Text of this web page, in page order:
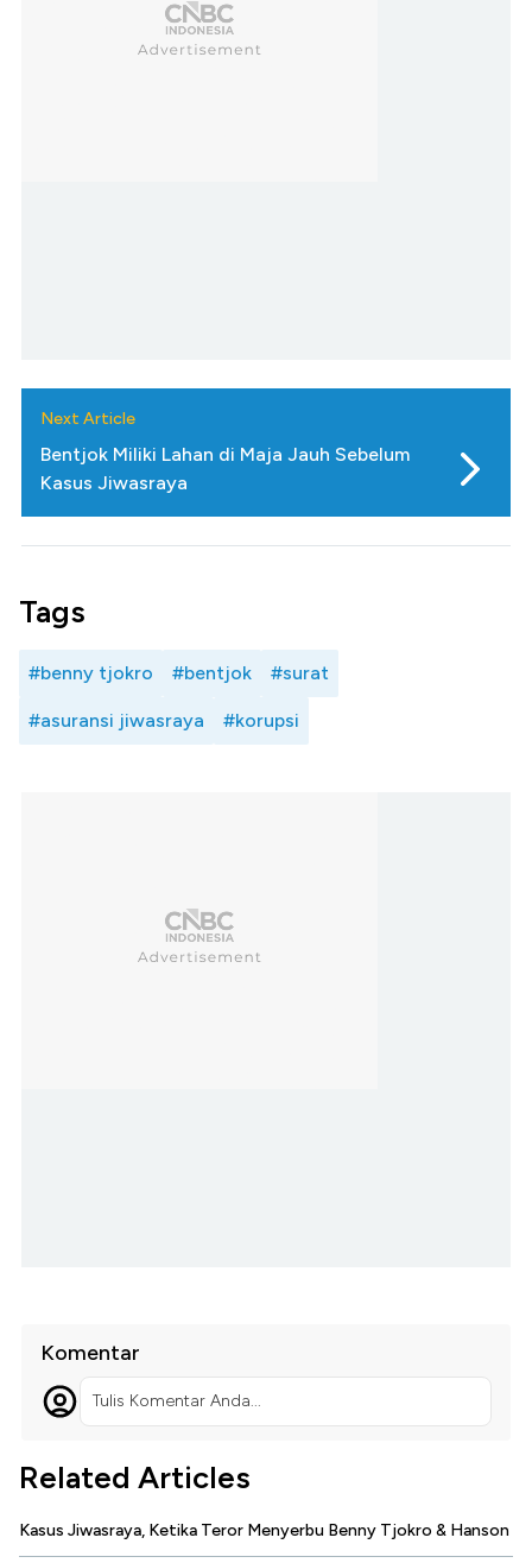
Next Article
Bentjok Miliki Lahan di Maja Jauh Sebelum
Kasus Jiwasraya
Tags
#benny tjokro #bentjok #surat
#asuransi jiwasraya #korupsi
Komentar
Tulis Komentar Anda...
Related Articles
Kasus Jiwasraya, Ketika Teror Menyerbu Benny Tjokro & Hanson